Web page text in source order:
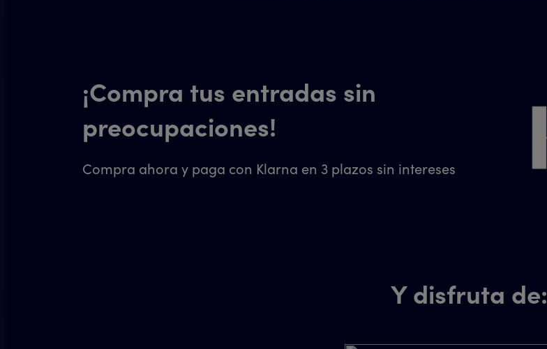
¡Compra tus entradas sin
preocupaciones!
Compra ahora y paga con Klarna en 3 plazos sin intereses
Y disfruta de: